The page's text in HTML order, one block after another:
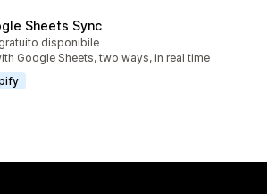
Sheets Sync
disponibile
Google Sheets, two ways, in real time